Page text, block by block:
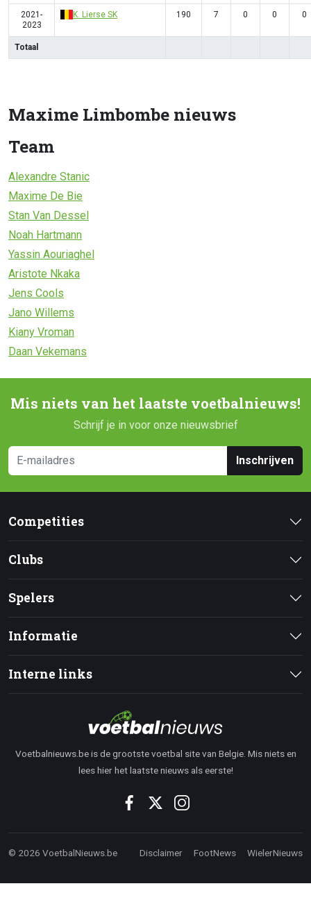
2021-
2023
K. Lierse SK 190 7 0 0 0
Totaal
Maxime Limbombe nieuws
Team
Alexandre Stanic
Maxime De Bie
Stan Van Dessel
Noah Hartmann
Yassin Aouriaghel
Aristote Nkaka
Jens Cools
Jano Willems
Kiany Vroman
Daan Vekemans
Mis niets van het laatste voetbalnieuws!
Schrijf je in voor onze nieuwsbrief
Inschrijven
Competities
Clubs
Spelers
Informatie
Interne links
Voetbalnieuws.be is de grootste voetbal site van Belgie. Mis niets en
lees hier het laatste nieuws als eerste!
© 2026 VoetbalNieuws.be Disclaimer FootNews WielerNieuws